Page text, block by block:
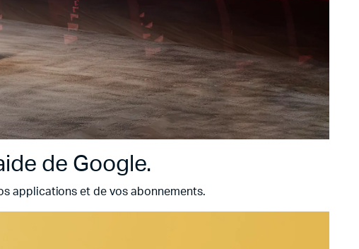
de Google.
applications et de vos abonnements.